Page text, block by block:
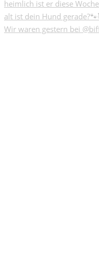
Wir waren gestern bei